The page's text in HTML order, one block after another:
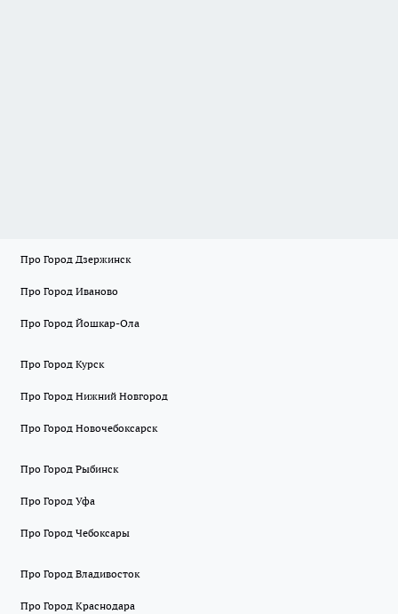
Про Город Дзержинск
Про Город Иваново
Про Город Йошкар-Ола
Про Город Курск
Про Город Нижний Новгород
Про Город Новочебоксарск
Про Город Рыбинск
Про Город Уфа
Про Город Чебоксары
Про Город Владивосток
Про Город Краснодара